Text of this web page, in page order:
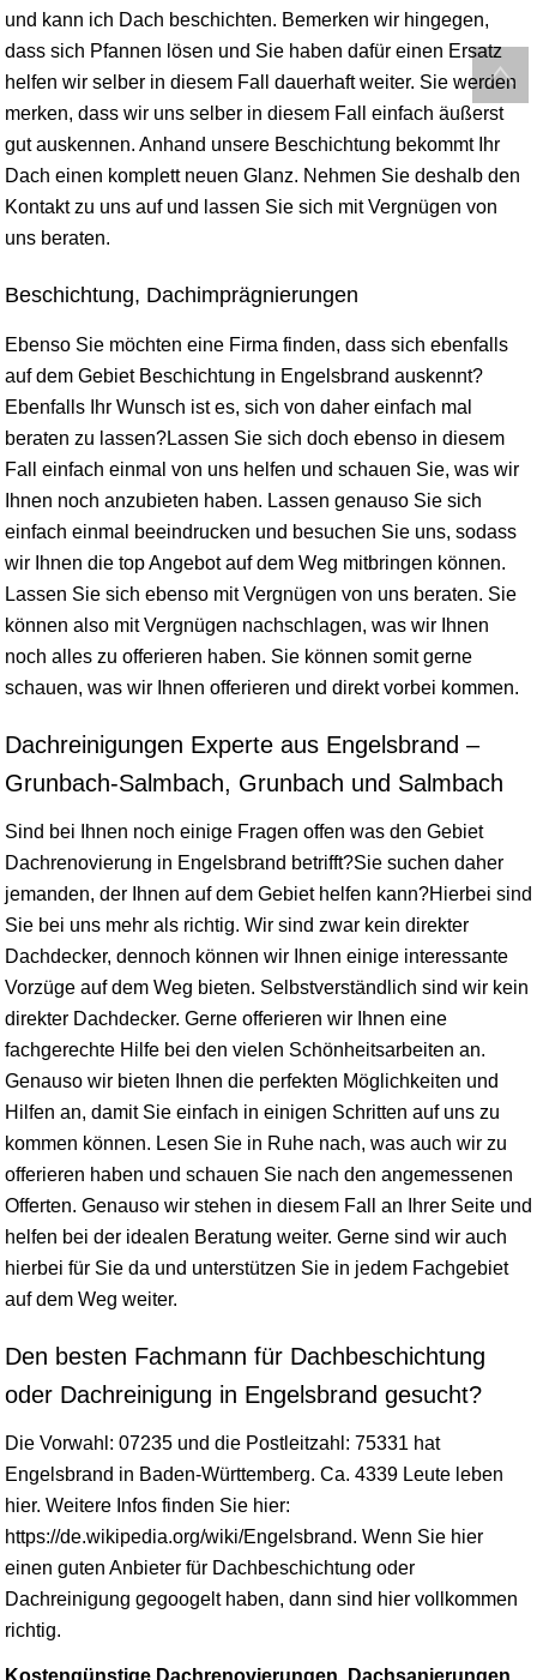
und kann ich Dach beschichten. Bemerken wir hingegen,
dass sich Pfannen lösen und Sie haben dafür einen Ersatz
helfen wir selber in diesem Fall dauerhaft weiter. Sie werden
merken, dass wir uns selber in diesem Fall einfach äußerst
gut auskennen. Anhand unsere Beschichtung bekommt Ihr
Dach einen komplett neuen Glanz. Nehmen Sie deshalb den
Kontakt zu uns auf und lassen Sie sich mit Vergnügen von
uns beraten.
Beschichtung, Dachimprägnierungen
Ebenso Sie möchten eine Firma finden, dass sich ebenfalls
auf dem Gebiet Beschichtung in Engelsbrand auskennt?
Ebenfalls Ihr Wunsch ist es, sich von daher einfach mal
beraten zu lassen?Lassen Sie sich doch ebenso in diesem
Fall einfach einmal von uns helfen und schauen Sie, was wir
Ihnen noch anzubieten haben. Lassen genauso Sie sich
einfach einmal beeindrucken und besuchen Sie uns, sodass
wir Ihnen die top Angebot auf dem Weg mitbringen können.
Lassen Sie sich ebenso mit Vergnügen von uns beraten. Sie
können also mit Vergnügen nachschlagen, was wir Ihnen
noch alles zu offerieren haben. Sie können somit gerne
schauen, was wir Ihnen offerieren und direkt vorbei kommen.
Dachreinigungen Experte aus Engelsbrand –
Grunbach-Salmbach, Grunbach und Salmbach
Sind bei Ihnen noch einige Fragen offen was den Gebiet
Dachrenovierung in Engelsbrand betrifft?Sie suchen daher
jemanden, der Ihnen auf dem Gebiet helfen kann?Hierbei sind
Sie bei uns mehr als richtig. Wir sind zwar kein direkter
Dachdecker, dennoch können wir Ihnen einige interessante
Vorzüge auf dem Weg bieten. Selbstverständlich sind wir kein
direkter Dachdecker. Gerne offerieren wir Ihnen eine
fachgerechte Hilfe bei den vielen Schönheitsarbeiten an.
Genauso wir bieten Ihnen die perfekten Möglichkeiten und
Hilfen an, damit Sie einfach in einigen Schritten auf uns zu
kommen können. Lesen Sie in Ruhe nach, was auch wir zu
offerieren haben und schauen Sie nach den angemessenen
Offerten. Genauso wir stehen in diesem Fall an Ihrer Seite und
helfen bei der idealen Beratung weiter. Gerne sind wir auch
hierbei für Sie da und unterstützen Sie in jedem Fachgebiet
auf dem Weg weiter.
Den besten Fachmann für Dachbeschichtung
oder Dachreinigung in Engelsbrand gesucht?
Die Vorwahl: 07235 und die Postleitzahl: 75331 hat
Engelsbrand in Baden-Württemberg. Ca. 4339 Leute leben
hier. Weitere Infos finden Sie hier:
https://de.wikipedia.org/wiki/Engelsbrand. Wenn Sie hier
einen guten Anbieter für Dachbeschichtung oder
Dachreinigung gegoogelt haben, dann sind hier vollkommen
richtig.
Kostengünstige Dachrenovierungen, Dachsanierungen